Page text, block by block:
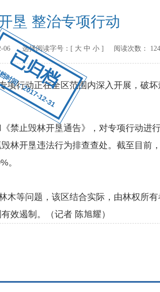
已归档
间：2017-12-31
垦 整治专项行动
06 选择阅读字号：[ 大 中 小 ] 阅读次数： 124
行动正在全区范围内深入开展，破坏
止毁林开垦通告》，对专项行动进
林开垦违法行为排查查处。截至目前
。
等问题，该区结合实际，由林权所有
效遏制。（记者 陈旭耀）